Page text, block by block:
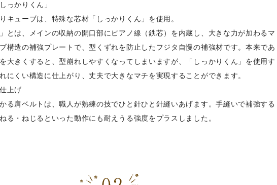
っかりくん」
キューブは、特殊な芯材「しっかりくん」を使用。
とは、メインの収納の開口部にピアノ線（鉄芯）を内蔵し、大きな力が加わるマ
構造の補強プレートで、型くずれを防止したフジタ自慢の補強材です。本来であ
大きくすると、型崩れしやすくなってしまいますが、「しっかりくん」を使用す
にくい構造に仕上がり、丈夫で大きなマチを実現することができます。
上げ
る肩ベルトは、職人が熟練の技でひと針ひと針縫いあげます。手縫いで補強する
る・ねじるといった動作にも耐えうる強度をプラスしました。